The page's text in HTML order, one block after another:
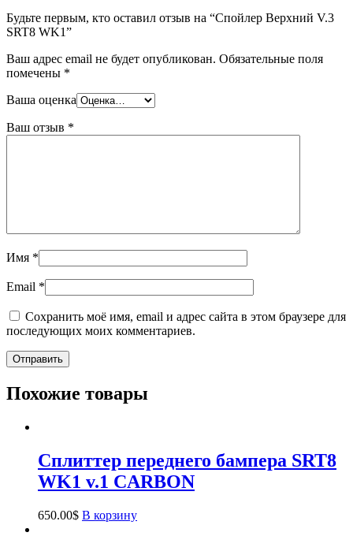
Будьте первым, кто оставил отзыв на “Спойлер Верхний V.3
SRT8 WK1”
Ваш адрес email не будет опубликован. Обязательные поля
помечены *
Ваша оценка
Ваш отзыв *
Имя *
Email *
Сохранить моё имя, email и адрес сайта в этом браузере для
последующих моих комментариев.
Похожие товары
Сплиттер переднего бампера SRT8
WK1 v.1 CARBON
650.00$ В корзину